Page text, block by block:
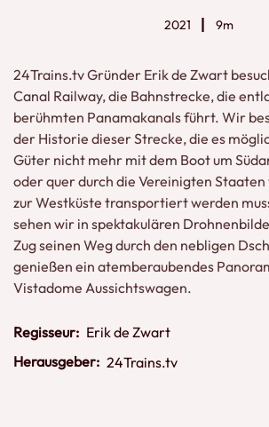
2021 9m
24Trains.tv Gründer Erik de Zwart
Canal Railway, die Bahnstrecke, die
berühmten Panamakanals führt. Wir
der Historie dieser Strecke, die es
Güter nicht mehr mit dem Boot um
oder quer durch die Vereinigten
zur Westküste transportiert werden
sehen wir in spektakulären
Zug seinen Weg durch den nebligen
genießen ein atemberaubendes
Vistadome Aussichtswagen.
Regisseur: Erik de Zwart
Herausgeber: 24Trains.tv